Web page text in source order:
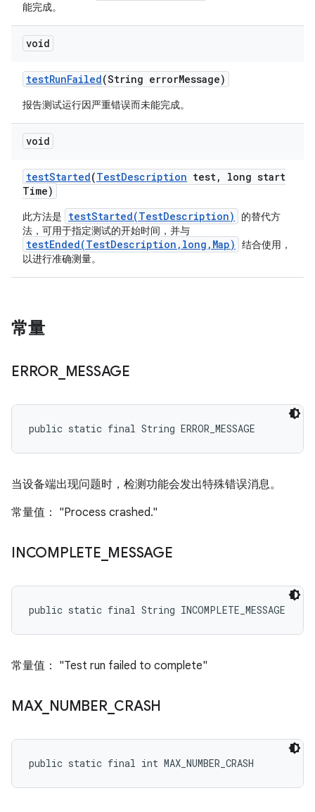
能完成。
void
testRunFailed(String errorMessage)
报告测试运行因严重错误而未能完成。
void
testStarted(TestDescription test,
long start
Time)
此方法是 testStarted(TestDescription)
的替代方
法，可用于指定测试的开始时间，并与
testEnded(TestDescription,long,Map)
结合使用，
以进行准确测量。
常量
ERROR_ MESSAGE
public static final String ERROR_MESSAGE
当设备端出现问题时，检测功能会发出特殊错误消息。
常量值： "Process crashed."
INCOMPLETE MESSAGE
public static final String INCOMPLETE_MESSAGE
常量值： "Test run failed to complete"
MAX_ NUMBER_ CRASH
public static final int MAX_NUMBER_CRASH